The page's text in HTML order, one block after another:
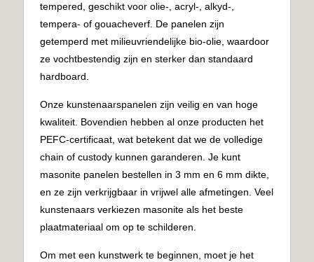
tempered, geschikt voor olie-, acryl-, alkyd-,
tempera- of gouacheverf. De panelen zijn
getemperd met milieuvriendelijke bio-olie, waardoor
ze vochtbestendig zijn en sterker dan standaard
hardboard.
Onze kunstenaarspanelen zijn veilig en van hoge
kwaliteit. Bovendien hebben al onze producten het
PEFC-certificaat, wat betekent dat we de volledige
chain of custody kunnen garanderen. Je kunt
masonite panelen bestellen in 3 mm en 6 mm dikte,
en ze zijn verkrijgbaar in vrijwel alle afmetingen. Veel
kunstenaars verkiezen masonite als het beste
plaatmateriaal om op te schilderen.
Om met een kunstwerk te beginnen, moet je het